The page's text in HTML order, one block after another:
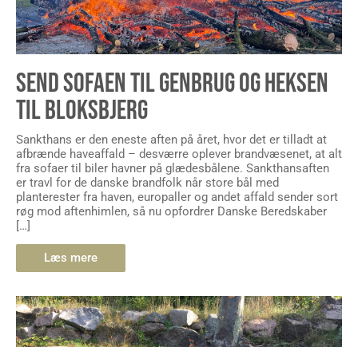
SEND SOFAEN TIL GENBRUG OG HEKSEN
TIL BLOKSBJERG
Sankthans er den eneste aften på året, hvor det er tilladt at
afbrænde haveaffald – desværre oplever brandvæsenet, at alt
fra sofaer til biler havner på glædesbålene. Sankthansaften
er travl for de danske brandfolk når store bål med
planterester fra haven, europaller og andet affald sender sort
røg mod aftenhimlen, så nu opfordrer Danske Beredskaber
[…]
Læs mere